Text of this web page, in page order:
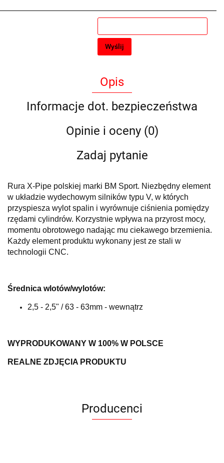
Wyślij
Opis
Informacje dot. bezpieczeństwa
Opinie i oceny (0)
Zadaj pytanie
Rura X-Pipe polskiej marki BM Sport. Niezbędny element
w układzie wydechowym silników typu V, w których
przyspiesza wylot spalin i wyrównuje ciśnienia pomiędzy
rzędami cylindrów. Korzystnie wpływa na przyrost mocy,
momentu obrotowego nadając mu ciekawego brzemienia.
Każdy element produktu wykonany jest ze stali w
technologii CNC.
Średnica wlotów/wylotów:
2,5 - 2,5" / 63 - 63mm - wewnątrz
WYPRODUKOWANY W 100% W POLSCE
REALNE ZDJĘCIA PRODUKTU
Producenci